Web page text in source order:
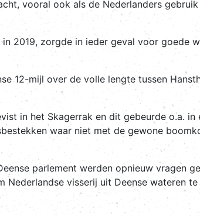
vooral ook als de Nederlanders
2019, zorgde in ieder geval voor goede
12-mijl over de volle lengte tussen
in het Skagerrak en dit gebeurde o.a.
waar niet met de gewone
parlement werden opnieuw vragen
visserij uit Deense wateren te